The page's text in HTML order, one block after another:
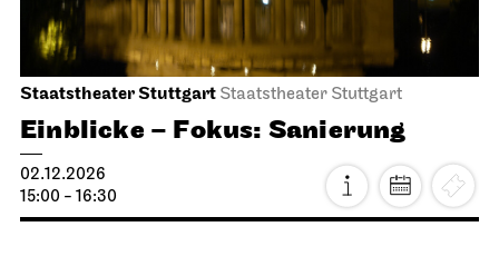
Stuttgarter Ballett Opernhaus
Romeo und Julia
15.11.2026
14:00 - 17:00